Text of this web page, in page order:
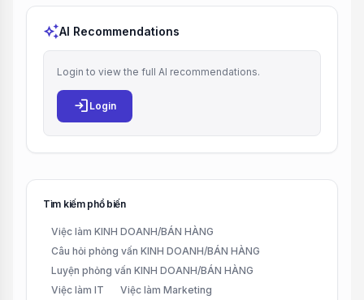
auto_awesomeAI Recommendations
Login to view the full AI recommendations.
login Login
Tìm kiếm phổ biến
Việc làm KINH DOANH/BÁN HÀNG
Câu hỏi phỏng vấn KINH DOANH/BÁN HÀNG
Luyện phỏng vấn KINH DOANH/BÁN HÀNG
Việc làm IT
Việc làm Marketing